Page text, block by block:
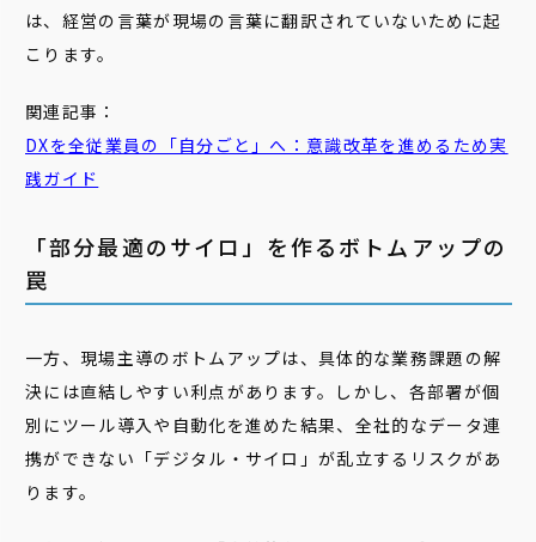
は、経営の言葉が現場の言葉に翻訳されていないために起
こります。
関連記事：
DXを全従業員の「自分ごと」へ：意識改革を進めるため実
践ガイド
「部分最適のサイロ」を作るボトムアップの
罠
一方、現場主導のボトムアップは、具体的な業務課題の解
決には直結しやすい利点があります。しかし、各部署が個
別にツール導入や自動化を進めた結果、全社的なデータ連
携ができない「デジタル・サイロ」が乱立するリスクがあ
ります。